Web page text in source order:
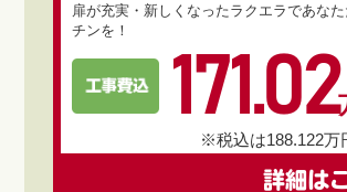
扉が充実・新しくなったラクエラであな
チンを！
171.02
※税込は188.122万
詳細は